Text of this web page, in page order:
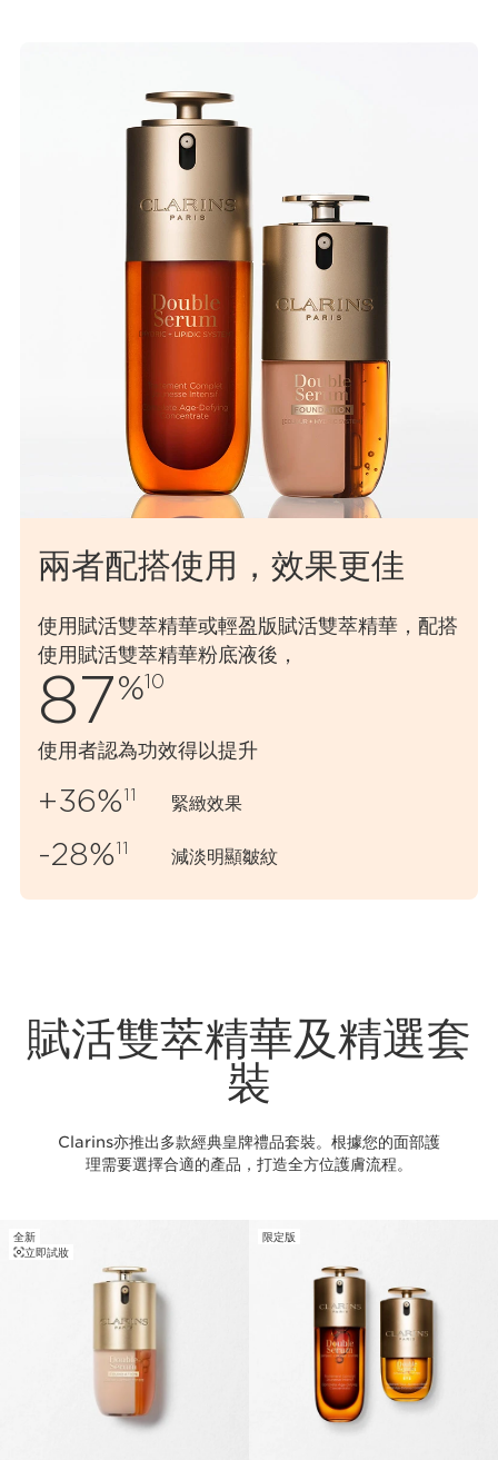
兩者配搭使用，效⁠果⁠更⁠佳
使用賦活雙萃精華或輕盈版賦活雙萃精華，配搭
使用賦活雙萃精華粉底液後，
87%10
使用者認為功效得以提升
+36% 11 緊緻效果
-28% 11 減淡明顯皺紋
賦活雙萃精華及精選套
裝
Clarins亦推出多款經典皇牌禮品套裝。根據您的面部護
理需要選擇合適的產品，打造全方位護膚流程。
全新
立即試妝
限定版